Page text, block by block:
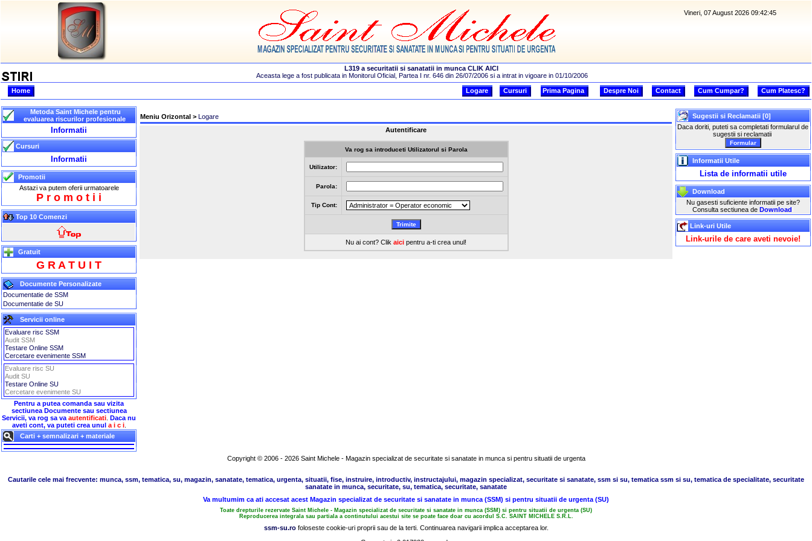
Vineri, 07 August 2026 09:42:45
Home Logare Cursuri Prima Pagina Despre Noi Contact Cum Cumpar? Cum Platesc?
Metoda Saint Michele pentru
evaluarea riscurilor profesionale
Informatii
Cursuri
Informatii
Promotii
Astazi va putem oferii urmatoarele
P r o m o t i i
Top 10 Comenzi
Gratuit
G R A T U I T
Documente Personalizate
Documentatie de SSM
Documentatie de SU
Servicii online
Evaluare risc SSM
Audit SSM
Testare Online SSM
Cercetare evenimente SSM
Evaluare risc SU
Audit SU
Testare Online SU
Cercetare evenimente SU
Pentru a putea comanda sau vizita
sectiunea Documente sau sectiunea
Servicii, va rog sa va autentificati Daca nu
aveti cont, va puteti crea unul a i c i.
Carti + semnalizari + materiale
Meniu Orizontal > Logare
Autentificare
Va rog sa introduceti Utilizatorul si Parola
Utilizator:
Parola:
Tip Cont:
Nu ai cont? Clik aici pentru a-ti crea unul!
Sugestii si Reclamatii [0]
Daca doriti, puteti sa completati formularul de
sugestii si reclamatii.
Informatii Utile
Lista de informatii utile
Download
Nu gasesti suficiente informatii pe site?
Consulta sectiunea de Download
Link-uri Utile
Link-urile de care aveti nevoie!
Copyright © 2006 - 2026 Saint Michele - Magazin specializat de securitate si sanatate in munca si pentru situatii de urgenta
Cautarile cele mai frecvente: munca, ssm, tematica, su, magazin, sanatate, tematica, urgenta, situatii, fise, instruire, introductiv, instructajului, magazin specializat, securitate si sanatate, ssm si su, tematica ssm si su, tematica de specialitate, securitate
sanatate in munca, securitate, su, tematica, securitate, sanatate
Va multumim ca ati accesat acest Magazin specializat de securitate si sanatate in munca (SSM) si pentru situatii de urgenta (SU)
Toate drepturile rezervate Saint Michele - Magazin specializat de securitate si sanatate in munca (SSM) si pentru situatii de urgenta (SU)
Reproducerea integrala sau partiala a continutului acestui site se poate face doar cu acordul S.C. SAINT MICHELE S.R.L.
ssm-su.rofoloseste cookie-uri proprii sau de la terti. Continuarea navigarii implica acceptarea lor.